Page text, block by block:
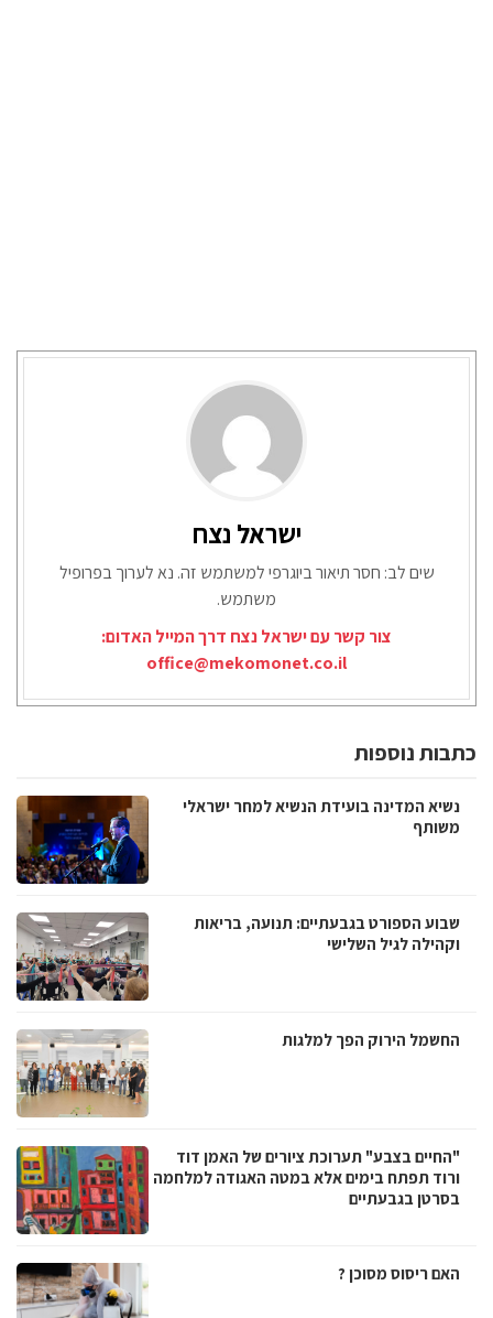
ישראל נצח
שים לב: חסר תיאור ביוגרפי למשתמש זה. נא לערוך בפרופיל
משתמש.
צור קשר עם ישראל נצח דרך המייל האדום:
office@mekomonet.co.il
כתבות נוספות
נשיא המדינה בועידת הנשיא למחר ישראלי
משותף
שבוע הספורט בגבעתיים: תנועה, בריאות
וקהילה לגיל השלישי
החשמל הירוק הפך למלגות
"החיים בצבע" תערוכת ציורים של האמן דוד
ורוד תפתח בימים אלא במטה האגודה למלחמה
בסרטן בגבעתיים
האם ריסוס מסוכן ?